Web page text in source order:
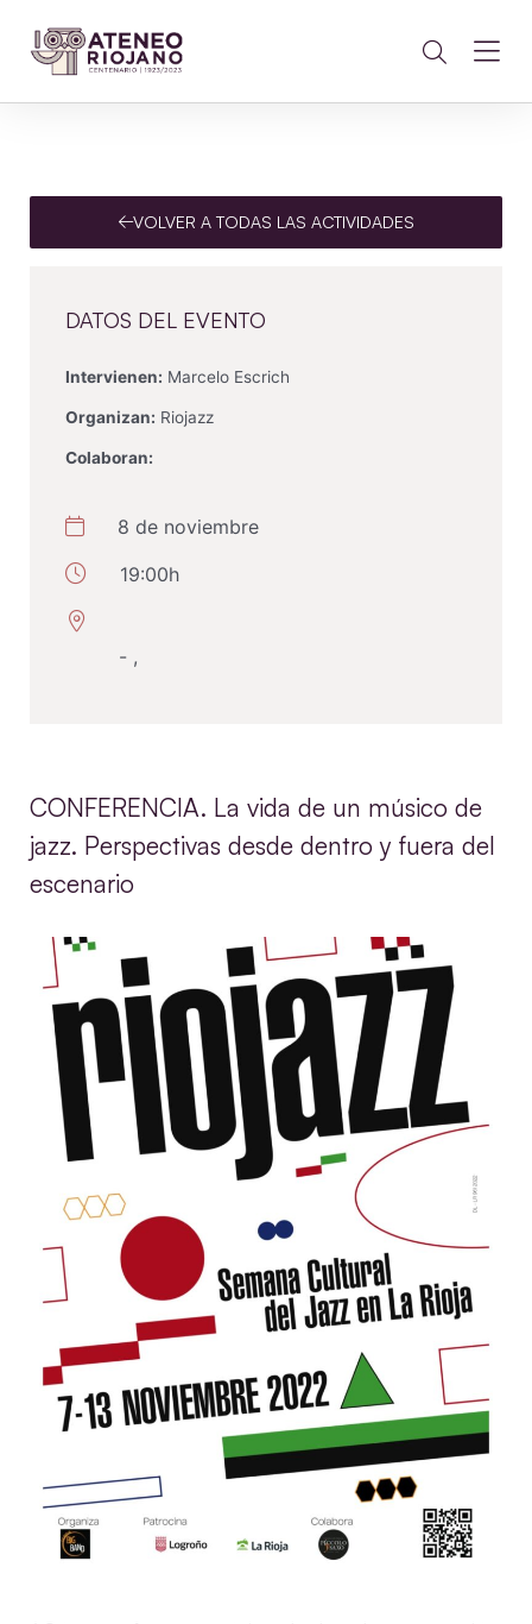
VOLVER A TODAS LAS ACTIVIDADES
DATOS DEL EVENTO
Intervienen: Marcelo Escrich
Organizan: Riojazz
Colaboran:
8 de noviembre
19:00h
- ,
CONFERENCIA. La vida de un músico de
jazz. Perspectivas desde dentro y fuera del
escenario